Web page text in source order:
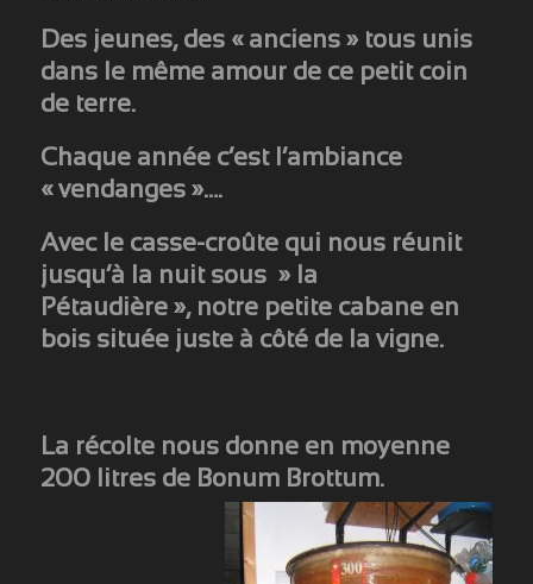
Des jeunes, des « anciens » tous unis
dans le même amour de ce petit coin
de terre.
Chaque année c’est l’ambiance
« vendanges »….
Avec le casse-croûte qui nous réunit
jusqu’à la nuit sous » la
Pétaudière », notre petite cabane en
bois située juste à côté de la vigne.
La récolte nous donne en moyenne
200 litres de Bonum Brottum.